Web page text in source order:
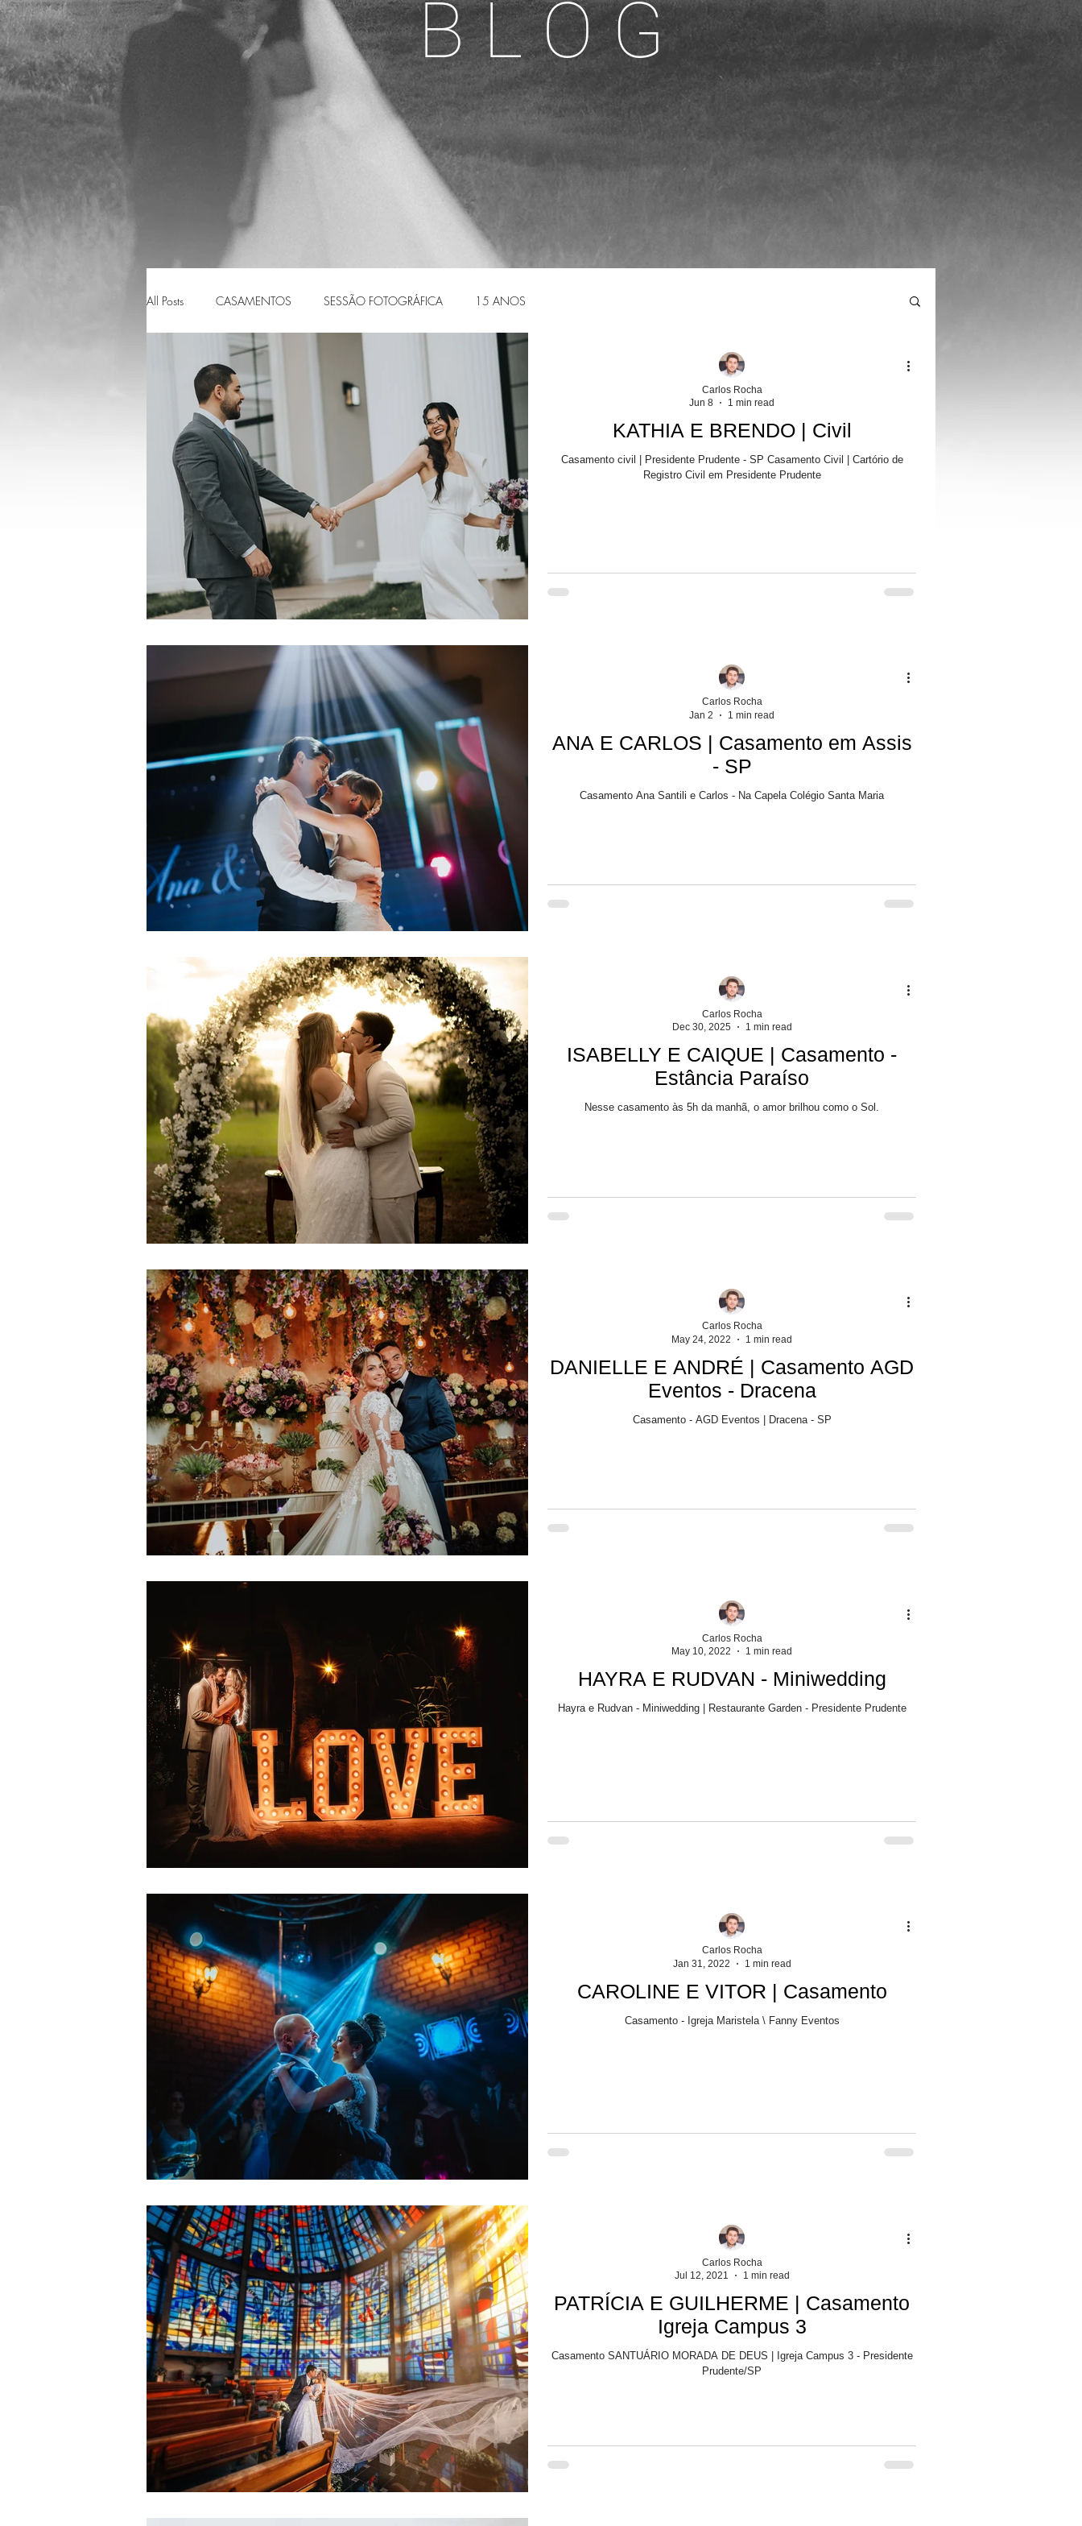
B L O G
All Posts CASAMENTOS SESSÃO FOTOGRÁFICA 15 ANOS
KATHIA E BRENDO | Civil
Casamento civil | Presidente Prudente - SP Casamento Civil | Cartório de
Registro Civil em Presidente Prudente
Carlos Rocha
Jun 8
1 min read
ANA E CARLOS | Casamento em Assis
- SP
Casamento Ana Santili e Carlos - Na Capela Colégio Santa Maria
Carlos Rocha
Jan 2
1 min read
ISABELLY E CAIQUE | Casamento -
Estância Paraíso
Nesse casamento às 5h da manhã, o amor brilhou como o Sol.
Carlos Rocha
Dec 30, 2025
1 min read
DANIELLE E ANDRÉ | Casamento AGD
Eventos - Dracena
Casamento - AGD Eventos | Dracena - SP
Carlos Rocha
May 24, 2022
1 min read
HAYRA E RUDVAN - Miniwedding
Hayra e Rudvan - Miniwedding | Restaurante Garden - Presidente Prudente
Carlos Rocha
May 10, 2022
1 min read
CAROLINE E VITOR | Casamento
Casamento - Igreja Maristela \ Fanny Eventos
Carlos Rocha
Jan 31, 2022
1 min read
PATRÍCIA E GUILHERME | Casamento
Igreja Campus 3
Casamento SANTUÁRIO MORADA DE DEUS | Igreja Campus 3 - Presidente
Prudente/SP
Carlos Rocha
Jul 12, 2021
1 min read